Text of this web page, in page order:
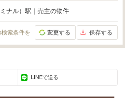
ナル）駅 売主の物件
検索条件を 変更する 保存する
LINEで送る